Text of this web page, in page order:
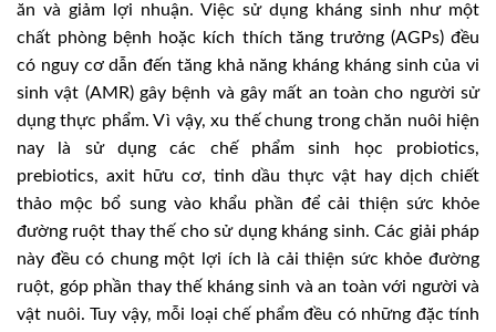
ăn và giảm lợi nhuận. Việc sử dụng kháng sinh như một
chất phòng bệnh hoặc kích thích tăng trưởng (AGPs) đều
có nguy cơ dẫn đến tăng khả năng kháng kháng sinh của vi
sinh vật (AMR) gây bệnh và gây mất an toàn cho người sử
dụng thực phẩm. Vì vậy, xu thế chung trong chăn nuôi hiện
nay là sử dụng các chế phẩm sinh học probiotics,
prebiotics, axit hữu cơ, tinh dầu thực vật hay dịch chiết
thảo mộc bổ sung vào khẩu phần để cải thiện sức khỏe
đường ruột thay thế cho sử dụng kháng sinh. Các giải pháp
này đều có chung một lợi ích là cải thiện sức khỏe đường
ruột, góp phần thay thế kháng sinh và an toàn với người và
vật nuôi. Tuy vậy, mỗi loại chế phẩm đều có những đặc tính